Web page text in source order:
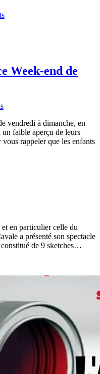
Week-end de
vendredi à dimanche, en
faible aperçu de leurs
rappeler que les enfants
en particulier celle du
a présenté son spectacle
de 9 sketches…